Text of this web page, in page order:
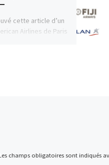
cette article d’un
Airlines de Paris
champs obligatoires sont indiqués